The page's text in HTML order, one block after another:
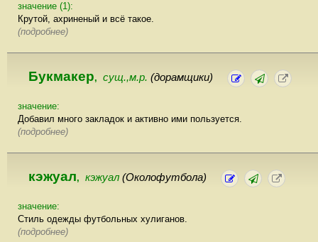
значение (1):
Крутой, ахриненый и всё такое.
(подробнее)
Букмакер, сущ.,м.р. (дорамщики)
значение:
Добавил много закладок и активно ими пользуется.
(подробнее)
кэжуал, кэжуал (Околофутбола)
значение:
Стиль одежды футбольных хулиганов.
(подробнее)